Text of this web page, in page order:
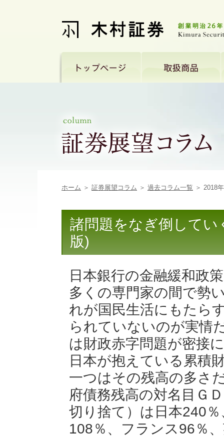
ホーム ＞ 証券展望コラム ＞ 過去コラム一覧 ＞ 2018
諸問題をなぎ倒してい
版)
日本銀行の金融緩和政
多くの専門家の間で勢
れが国民生活にもたら
られていないのが実情
は財政赤字問題が密接
日本が抱えている累積
一つはその残高の多さ
府債務残高の対名目Ｇ
切り捨て）は日本240
108％、フランス96％